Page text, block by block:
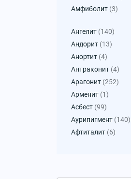
Амфиболит (3)
Ангелит (140)
Андорит (13)
Анортит (4)
Антраконит (4)
Арагонит (252)
Арменит (1)
Асбест (99)
Аурипигмент (140)
Афтиталит (6)